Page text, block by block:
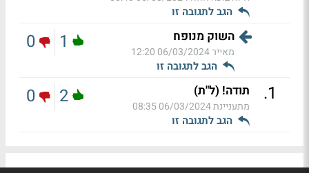
הגב לתגובה זו
השוק מנופח
מאייר06/03/2024 12:20
הגב לתגובה זו
1
0
1
. תודה! (ל"ת)
מתעניינת06/03/2024 08:35
הגב לתגובה זו
2
0